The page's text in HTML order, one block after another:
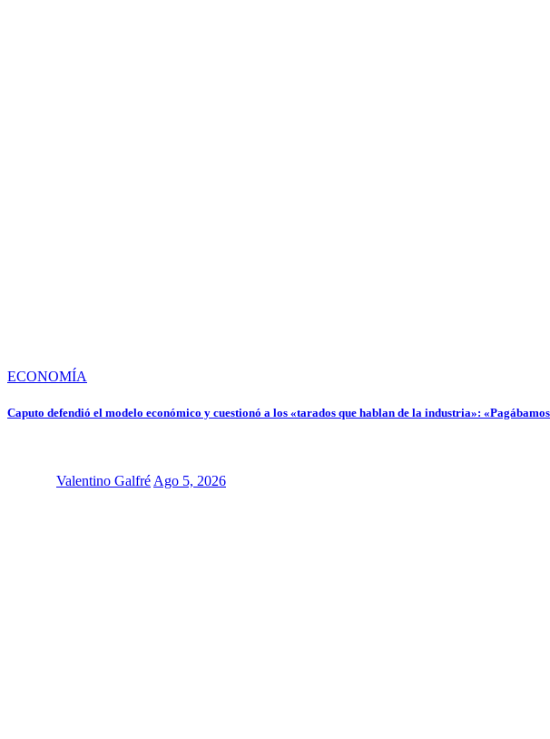
ECONOMÍA
Caputo defendió el modelo económico y cuestionó a los «tarados que hablan de la industria»:
Valentino Galfré Ago 5, 2026